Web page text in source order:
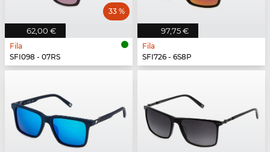
62,00 €
33 %
Fila
SFI098 - 07RS
97,75 €
Fila
SFI726 - 6S8P